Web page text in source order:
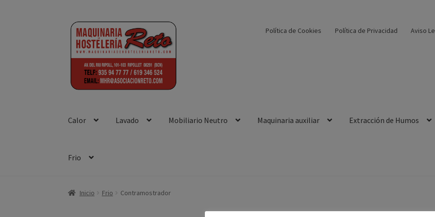
Ir
navegación
Ir
contenido
Política de Cookies Política de Privacidad Aviso
Calor Lavado Mobiliario Neutro Maquinaria auxiliar Extracción de Humos
Frio
Inicio Aviso Legal Blog Front Page
Inicio Frio Contramostrador